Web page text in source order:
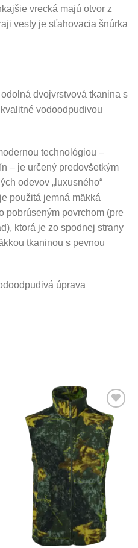
vrecká majú otvor z
vesty je sťahovacia šnúrka
dvojvrstvová tkanina s
vodoodpudivou
technológiou –
– je určený predovšetkým
odevov „luxusného“
použitá jemná mäkká
pobrúseným povrchom (pre
ktorá je zo spodnej strany
tkaninou s pevnou
úprava
Add to
Wishlist